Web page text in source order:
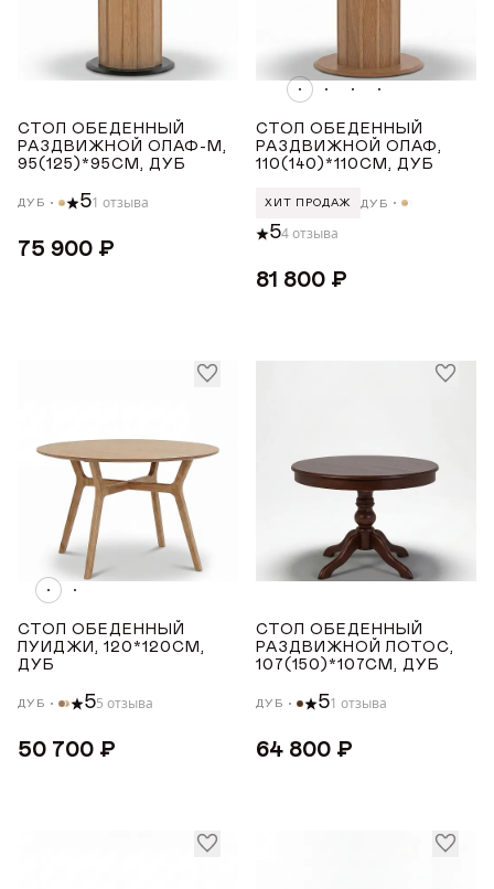
Телепроекты
СТРАНА ПРОИЗВОДСТВА
РОССИЯ
ТОНИРОВКА
Натуральное масло
Показать все
ПОКРЫТИЕ СТОЛЕШНИЦЫ
ДЛИНА ТОВАРА (СМ)
СТОЛ ОБЕДЕННЫЙ
РАЗДВИЖНОЙ ОЛАФ-М,
95(125)*95СМ, ДУБ
ДУБ 51 отзыва
75 900 ₽
СТОЛ ОБЕДЕННЫЙ
РАЗДВИЖНОЙ ОЛАФ,
110(140)*110СМ, ДУБ
ХИТ ПРОДАЖ ДУБ
54 отзыва
81 800 ₽
СТОЛ ОБЕДЕННЫЙ
ЛУИДЖИ, 120*120СМ,
ДУБ
ДУБ 55 отзыва
50 700 ₽
СТОЛ ОБЕДЕННЫЙ
РАЗДВИЖНОЙ ЛОТОС,
107(150)*107СМ, ДУБ
ДУБ 51 отзыва
64 800 ₽